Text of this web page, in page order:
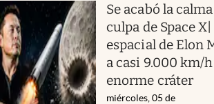
Se acabó la
culpa de Space X|
espacial de Elon
a casi 9.000 km/
enorme cráter
miércoles, 05 de